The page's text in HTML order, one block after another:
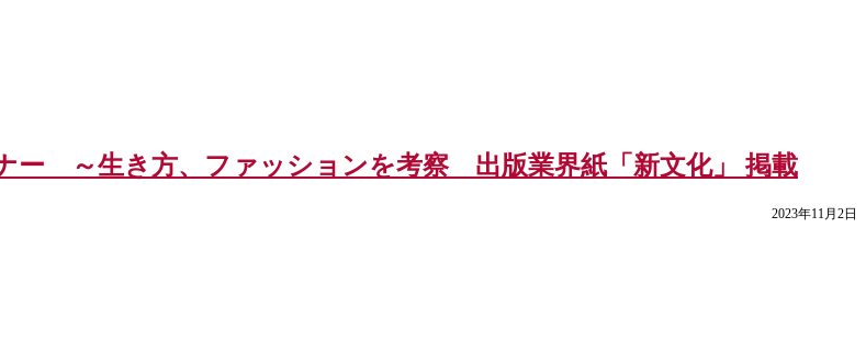
ー ～生き方、ファッションを考察 出版業界紙「新文化」 掲載
2023年11月2日